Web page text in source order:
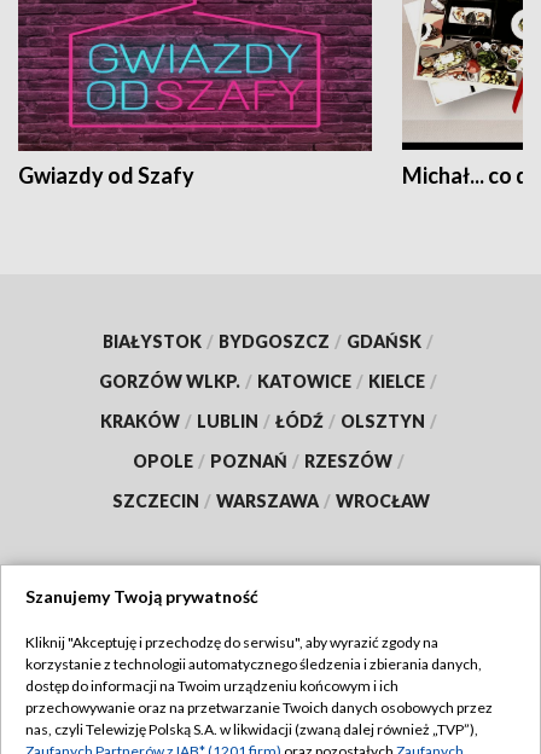
Gwiazdy od Szafy Michał... co
BIAŁYSTOK / BYDGOSZCZ / GDAŃSK /
GORZÓW WLKP. / KATOWICE / KIELCE /
KRAKÓW / LUBLIN / ŁÓDŹ / OLSZTYN /
OPOLE / POZNAŃ / RZESZÓW /
SZCZECIN / WARSZAWA / WROCŁAW
TVP
Abonament TVP
Emisja w TVP
Regulamin TVP
Szanujemy Twoją prywatność
Kliknij "Akceptuję i przechodzę do serwisu", aby wyrazić zgody na
korzystanie z technologii automatycznego śledzenia i zbierania danych,
dostęp do informacji na Twoim urządzeniu końcowym i ich
przechowywanie oraz na przetwarzanie Twoich danych osobowych przez
nas, czyli Telewizję Polską S.A. w likwidacji (zwaną dalej również „TVP”),